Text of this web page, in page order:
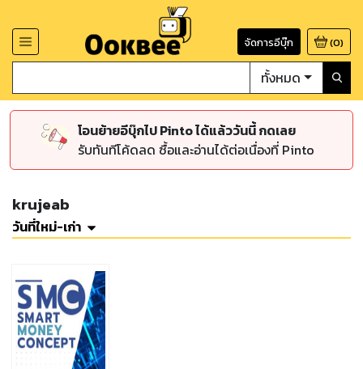
จัดการอีบุ๊ก (0)
ทั้งหมด
โอนย้ายอีบุ๊กไป Pinto ได้แล้ววันนี้ กดเลย
รับทันทีโค้ดลด ซื้อและอ่านได้ต่อเนื่องที่ Pinto
krujeab
วันที่ใหม่-เก่า